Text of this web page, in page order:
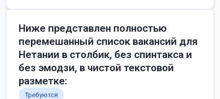
Ниже представлен полностью
перемешанный список вакансий для
Нетании в столбик, без спинтакса и
без эмодзи, в чистой текстовой
разметке:
Требуются